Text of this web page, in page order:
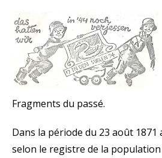
Fragments du passé.
Dans la période du 23 août 1871
selon le registre de la